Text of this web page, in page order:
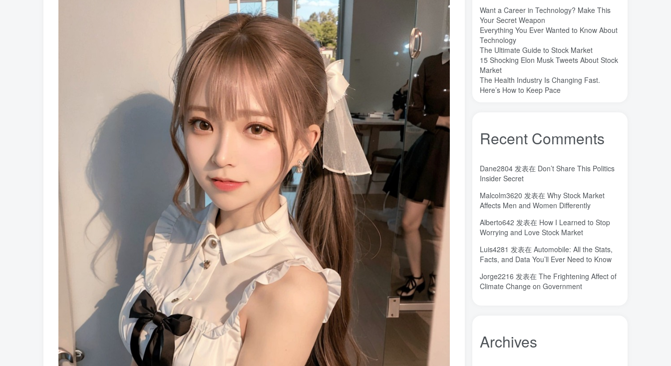
苏醒 (1) (1) 自信 (1) 胡良兵 (53)
网盘(0) 经济类(0)
秘密，吸引力法则，纪录片，下载(0)
秘密 (1) 碳离子治疗系统(1) 研究方向
石墨烯储能(1) 石墨烯(20) 真空阀门 (1)
真空系统
潍坊(1) 流动性(1)
宝塔(2) 学术会议(0) 大国崛起(1)
命运(2) 吸引力法则(1) 君临 (1)
原位(35) 南海(2) 北京大学(1)
关键帧 全屏滚动(1)
亿万富翁 (2) 人生 (2) 乐愚分享(0)
stable diffusion(6) notionai(1) notion
Want a Career in Technology? Make This
Your Secret Weapon
Everything You Ever Wanted to Know About
Technology
The Ultimate Guide to Stock Market
15 Shocking Elon Musk Tweets About Stock
Market
The Health Industry Is Changing Fast.
Here’s How to Keep Pace
Recent Comments
Dane2804 发表在 Don’t Share This Politics
Insider Secret
Malcolm3620 发表在 Why Stock Market
Affects Men and Women Differently
Alberto642 发表在 How I Learned to Stop
Worrying and Love Stock Market
Luis4281 发表在 Automobile: All the Stats,
Facts, and Data You’ll Ever Need to Know
Jorge2216 发表在 The Frightening Affect of
Climate Change on Government
Archives